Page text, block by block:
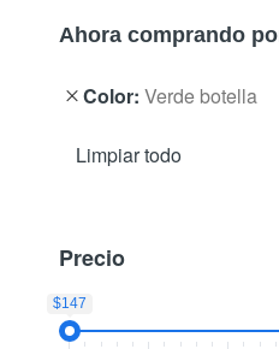
Ahora comprando
Color Verde botella
Limpiar todo
Precio
$147